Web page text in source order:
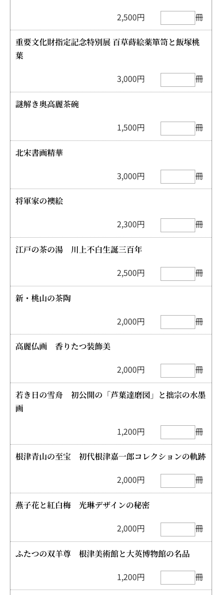
2,500円
冊
重要文化財指定記念特別展 百草蒔絵薬箪笥と飯塚桃
葉
3,000円
冊
謎解き奥高麗茶碗
1,500円
冊
北宋書画精華
3,000円
冊
将軍家の襖絵
2,300円
冊
江戸の茶の湯 川上不白生誕三百年
2,500円
冊
新・桃山の茶陶
2,000円
冊
高麗仏画 香りたつ装飾美
2,000円
冊
若き日の雪舟 初公開の「芦葉達磨図」と拙宗の水墨
画
1,200円
冊
根津青山の至宝 初代根津嘉一郎コレクションの軌跡
2,000円
冊
燕子花と紅白梅 光琳デザインの秘密
2,000円
冊
ふたつの双羊尊 根津美術館と大英博物館の名品
1,200円
冊